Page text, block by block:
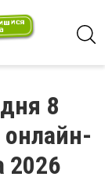
8
2026